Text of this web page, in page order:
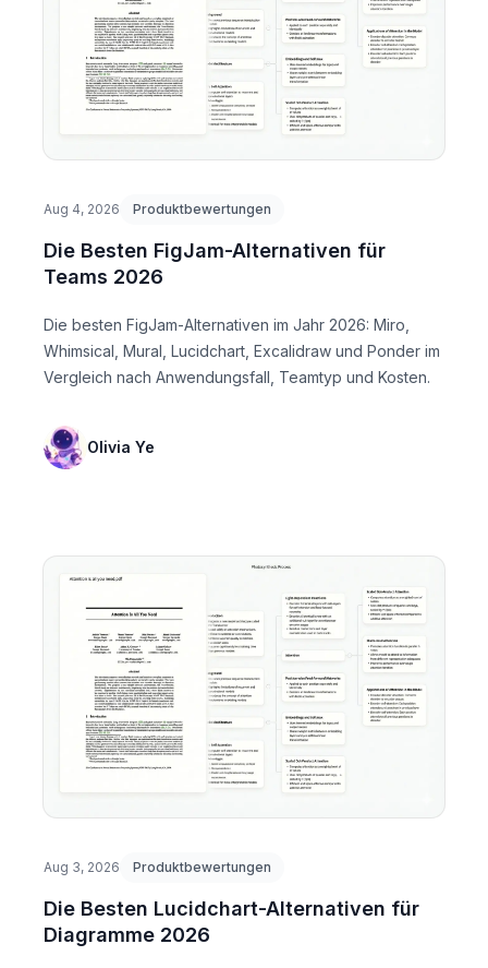
Aug 4, 2026 Produktbewertungen
Die Besten FigJam-Alternativen für
Teams 2026
Die besten FigJam-Alternativen im Jahr 2026: Miro,
Whimsical, Mural, Lucidchart, Excalidraw und Ponder im
Vergleich nach Anwendungsfall, Teamtyp und Kosten.
Olivia Ye
Aug 3, 2026 Produktbewertungen
Die Besten Lucidchart-Alternativen für
Diagramme 2026